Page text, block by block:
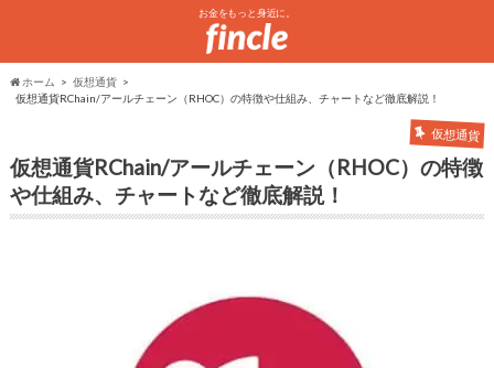
お金をもっと身近に。
ホーム
仮想通貨
仮想通貨RChain/アールチェーン（RHOC）の特徴や仕組み、チャートなど徹底解説！
仮想通貨
仮想通貨RChain/アールチェーン（RHOC）の特徴
や仕組み、チャートなど徹底解説！